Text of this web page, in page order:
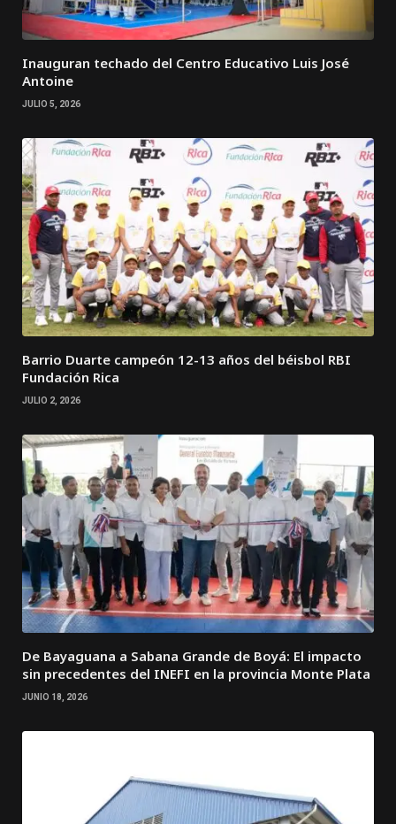
Inauguran techado del Centro Educativo Luis José
Antoine
JULIO 5, 2026
Barrio Duarte campeón 12-13 años del béisbol RBI
Fundación Rica
JULIO 2, 2026
De Bayaguana a Sabana Grande de Boyá: El impacto
sin precedentes del INEFI en la provincia Monte Plata
JUNIO 18, 2026